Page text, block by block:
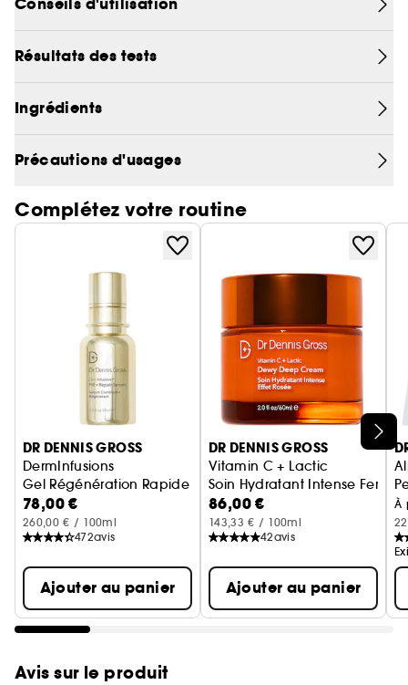
Résultats des tests
Ingrédients
Précautions d'usages
Complétez votre routine
Ignorer le carrousel produits
DR DENNIS GROSS
DermInfusions
Gel Régénération Rapide
78,00 €
260,00 € / 100ml
472avis
Ajouter au panier
DR DENNIS GROSS
Vitamin C + Lactic
Soin Hydratant Intense
86,00 €
143,33 € / 100ml
42avis
Ajouter au panier
À
Avis sur le produit